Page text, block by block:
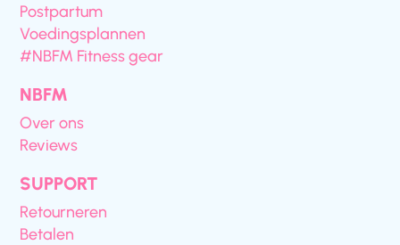
Postpartum
Voedingsplannen
#NBFM Fitness gear
NBFM
Over ons
Reviews
SUPPORT
Retourneren
Betalen